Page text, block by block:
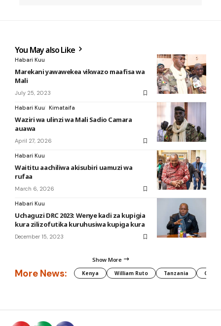
You May also Like
Habari Kuu
Marekani yawawekea vikwazo maafisa wa
Mali
July 25, 2023
Habari Kuu Kimataifa
Waziri wa ulinzi wa Mali Sadio Camara
auawa
April 27, 2026
Habari Kuu
Waititu aachiliwa akisubiri uamuzi wa
rufaa
March 6, 2026
Habari Kuu
Uchaguzi DRC 2023: Wenye kadi za kupigia
kura zilizofutika kuruhusiwa kupiga kura
December 15, 2023
Show More
More News: Kenya William Ruto Tanzania CAF